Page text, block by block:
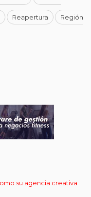
Reapertura Región